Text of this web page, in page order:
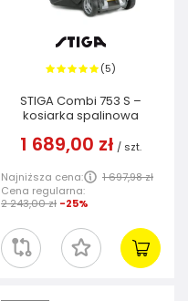
(5)
STIGA Combi 753 S –
kosiarka spalinowa
1 689,00 zł / szt.
Najniższa cena:
1 697,98 zł
Cena regularna:
2 243,00 zł -25%